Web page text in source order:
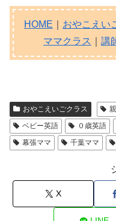
HOME おやこえい
ママクラス
講
おやこえいごクラス
ベビー英語
０歳英語
幕張ママ
千葉ママ
X